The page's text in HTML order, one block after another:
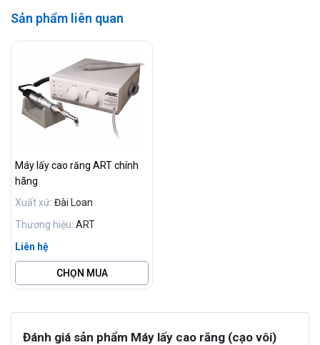
Sản phẩm liên quan
Máy lấy cao răng ART chính
hãng
Xuất xứ: Đài Loan
Thương hiệu: ART
Liên hệ
CHỌN MUA
Đánh giá sản phẩm Máy lấy cao răng (cạo vôi)